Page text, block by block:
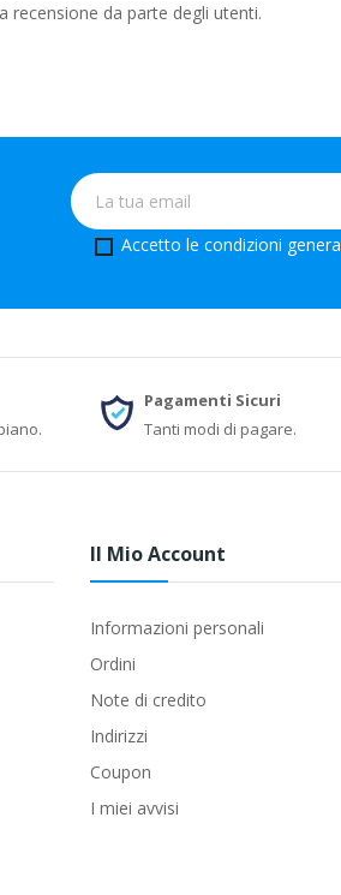
recensione da parte degli utenti.
Accetto le condizioni
Pagamenti Sicuri
Tanti modi di pagare.
Il Mio Account
Informazioni personali
Ordini
Note di credito
Indirizzi
Coupon
I miei avvisi